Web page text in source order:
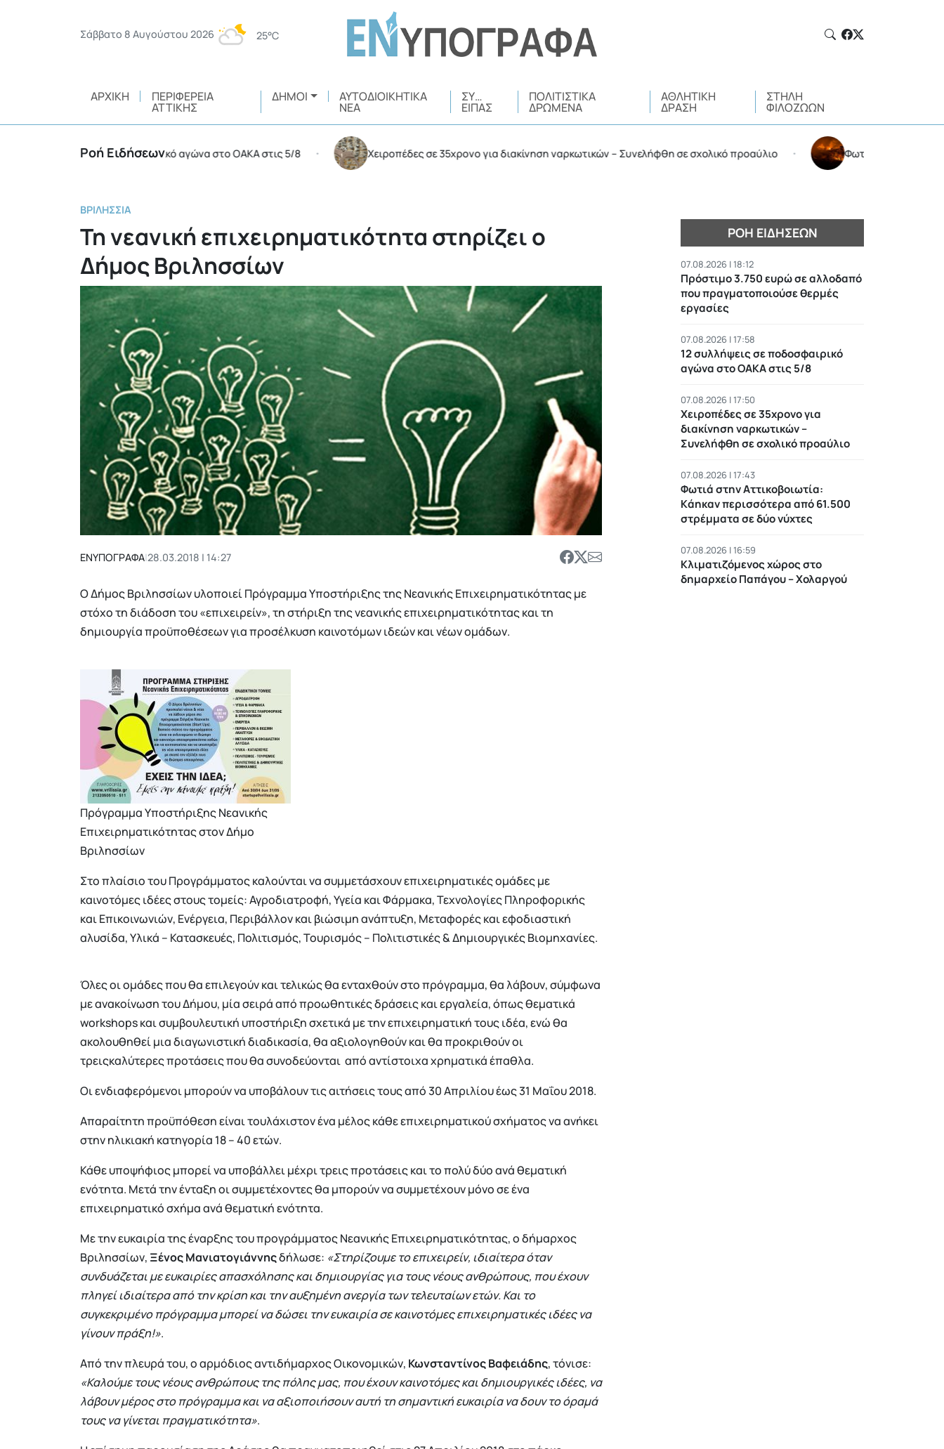
Σάββατο 8 Αυγούστου 2026 25°C
ΑΡΧΙΚΉ ΠΕΡΙΦΈΡΕΙΑ
ΑΤΤΙΚΉΣ
ΔΉΜΟΙ ΑΥΤΟΔΙΟΙΚΗΤΙΚΆ
ΝΈΑ
ΣΥ…
ΕΊΠΑΣ
ΠΟΛΙΤΙΣΤΙΚΆ
ΔΡΏΜΕΝΑ
ΑΘΛΗΤΙΚΉ
ΔΡΆΣΗ
ΣΤΉΛΗ
ΦΙΛΌΖΩΩΝ
Ροή Ειδήσεων
σε ποδοσφαιρικό αγώνα στο ΟΑΚΑ στις 5/8 • Χειροπέδες σε 35χρονο για διακίνηση ναρκωτικών – Συνελήφθη σε σχολικό προαύλιο • Φωτιά στην Αττικοβοιωτία:
ΒΡΙΛΉΣΣΙΑ
Τη νεανική επιχειρηματικότητα στηρίζει ο
Δήμος Βριλησσίων
ΕΝΥΠΟΓΡΑΦΑ|28.03.2018 | 14:27
Ο Δήμος Βριλησσίων υλοποιεί Πρόγραμμα Υποστήριξης της Νεανικής Επιχειρηματικότητας με
στόχο τη διάδοση του «επιχειρείν», τη στήριξη της νεανικής επιχειρηματικότητας και τη
δημιουργία προϋποθέσεων για προσέλκυση καινοτόμων ιδεών και νέων ομάδων.
Πρόγραμμα Υποστήριξης Νεανικής
Επιχειρηματικότητας στον Δήμο
Βριλησσίων
Στο πλαίσιο του Προγράμματος καλούνται να συμμετάσχουν επιχειρηματικές ομάδες με
καινοτόμες ιδέες στους τομείς: Αγροδιατροφή, Υγεία και Φάρμακα, Τεχνολογίες Πληροφορικής
και Επικοινωνιών, Ενέργεια, Περιβάλλον και βιώσιμη ανάπτυξη, Μεταφορές και εφοδιαστική
αλυσίδα, Υλικά – Κατασκευές, Πολιτισμός, Τουρισμός – Πολιτιστικές & Δημιουργικές Βιομηχανίες.
Όλες οι ομάδες που θα επιλεγούν και τελικώς θα ενταχθούν στο πρόγραμμα, θα λάβουν, σύμφωνα
με ανακοίνωση του Δήμου, μία σειρά από προωθητικές δράσεις και εργαλεία, όπως θεματικά
workshops και συμβουλευτική υποστήριξη σχετικά με την επιχειρηματική τους ιδέα, ενώ θα
ακολουθηθεί μια διαγωνιστική διαδικασία, θα αξιολογηθούν και θα προκριθούν οι
τρειςκαλύτερες προτάσεις που θα συνοδεύονται από αντίστοιχα χρηματικά έπαθλα.
Οι ενδιαφερόμενοι μπορούν να υποβάλουν τις αιτήσεις τους από 30 Απριλίου έως 31 Μαΐου 2018.
Απαραίτητη προϋπόθεση είναι τουλάχιστον ένα μέλος κάθε επιχειρηματικού σχήματος να ανήκει
στην ηλικιακή κατηγορία 18 – 40 ετών.
Κάθε υποψήφιος μπορεί να υποβάλλει μέχρι τρεις προτάσεις και το πολύ δύο ανά θεματική
ενότητα. Μετά την ένταξη οι συμμετέχοντες θα μπορούν να συμμετέχουν μόνο σε ένα
επιχειρηματικό σχήμα ανά θεματική ενότητα.
Με την ευκαιρία της έναρξης του προγράμματος Νεανικής Επιχειρηματικότητας, ο δήμαρχος
Βριλησσίων, Ξένος Μανιατογιάννηςδήλωσε: «Στηρίζουμε το επιχειρείν, ιδιαίτερα όταν
συνδυάζεται με ευκαιρίες απασχόλησης και δημιουργίας για τους νέους ανθρώπους, που έχουν
πληγεί ιδιαίτερα από την κρίση και την αυξημένη ανεργία των τελευταίων ετών. Και το
συγκεκριμένο πρόγραμμα μπορεί να δώσει την ευκαιρία σε καινοτόμες επιχειρηματικές ιδέες να
γίνουν πράξη!».
Από την πλευρά του, ο αρμόδιος αντιδήμαρχος Οικονομικών, Κωνσταντίνος Βαφειάδης, τόνισε:
«Καλούμε τους νέους ανθρώπους της πόλης μας, που έχουν καινοτόμες και δημιουργικές ιδέες, να
λάβουν μέρος στο πρόγραμμα και να αξιοποιήσουν αυτή τη σημαντική ευκαιρία να δουν το όραμά
τους να γίνεται πραγματικότητα».
ΡΟΉ ΕΙΔΉΣΕΩΝ
07.08.2026 | 18:12
Πρόστιμο 3.750 ευρώ σε αλλοδαπό
που πραγματοποιούσε θερμές
εργασίες
07.08.2026 | 17:58
12 συλλήψεις σε ποδοσφαιρικό
αγώνα στο ΟΑΚΑ στις 5/8
07.08.2026 | 17:50
Χειροπέδες σε 35χρονο για
διακίνηση ναρκωτικών –
Συνελήφθη σε σχολικό προαύλιο
07.08.2026 | 17:43
Φωτιά στην Αττικοβοιωτία:
Kάηκαν περισσότερα από 61.500
στρέμματα σε δύο νύχτες
07.08.2026 | 16:59
Κλιματιζόμενος χώρος στο
δημαρχείο Παπάγου – Χολαργού